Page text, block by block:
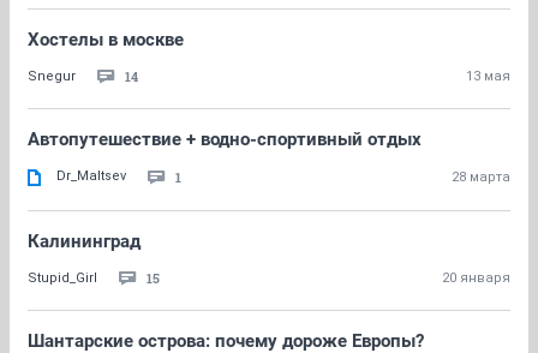
Хостелы в москве
Snegur 14 13 мая
Автопутешествие + водно-спортивный отдых
Dr_Maltsev 1 28 марта
Калининград
Stupid_Girl 15 20 января
Шантарские острова: почему дороже Европы?